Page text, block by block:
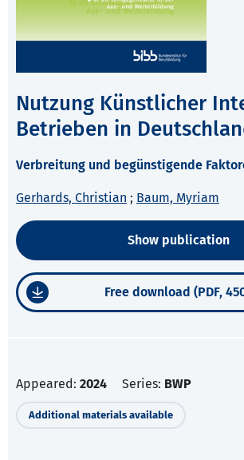
Nutzung Künstlicher
Betrieben in
Verbreitung und begünstigende
Gerhards, Christian ; Baum, Myriam
Show publication
Free download (PDF,
Appeared: 2024 Series: BWP
Additional materials available